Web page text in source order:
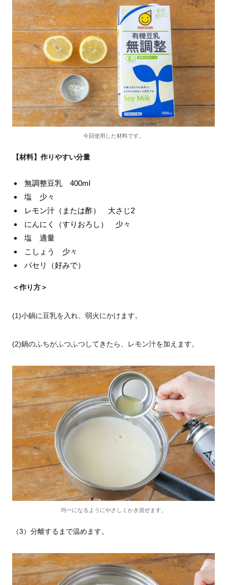
今回使用した材料です。
【材料】作りやすい分量
無調整豆乳 400ml
塩 少々
レモン汁（または酢） 大さじ2
にんにく（すりおろし） 少々
塩 適量
こしょう 少々
パセリ（好みで）
＜作り方＞
(1)小鍋に豆乳を入れ、弱火にかけます。
(2)鍋のふちがふつふつしてきたら、レモン汁を加えます。
均一になるようにやさしくかき混ぜます。
（3）分離するまで温めます。